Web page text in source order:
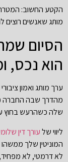
הקטע החשוב:
מותג שאנשים רוצים
הסיום
הוא נכס,
ערך מותג ואמון
מהדרך שבה החברה
שלה כשהרעש בחוץ
ליווי שלעורך דין
המוניטין שלך
לא דרמטי, לא